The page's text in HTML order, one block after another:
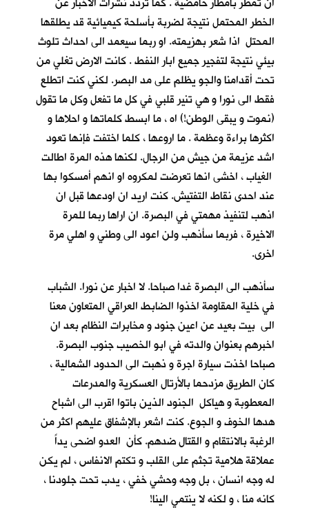
الخطر المحتمل نتيجة لضربة بأسلحة كيميائية قد يطلقها
المحتل اذا شعر بهزيمته. او ربما سيعمد الى احداث تلوث
بيئي نتيجة لتفجير جميع ابار النفط . كانت الارض تغلي من
تحت أقدامنا والجو يظلم على مد البصر. لكني كنت اتطلع
فقط الى نورا و هي تنير قلبي في كل ما تفعل وكل ما تقول
(نموت و يبقى الوطن!) اه ، ما ابسط كلماتها و احلاها و
اكثرها براءة وعظمة . ما اروعها ، كلما اختفت فإنها تعود
اشد عزيمة من جيش من الرجال. لكنها هذه المرة اطالت
الغياب ، اخشى انها تعرضت لمكروه او انهم أمسكوا بها
عند احدى نقاط التفتيش. كنت اريد ان اودعها قبل ان
اذهب لتنفيذ مهمتي في البصرة. ان اراها ربما للمرة
الاخيرة ، فربما سأذهب ولن اعود الى وطني و اهلي مرة
اخرى.
سأذهب الى البصرة غدا صباحا. لا اخبار عن نورا. الشباب
في خلية المقاومة اخذوا الضابط العراقي المتعاون معنا
الى بيت بعيد عن اعين جنود و مخابرات النظام بعد ان
اخبرهم بعنوان والدته في ابو الخصيب جنوب البصرة.
صباحا اخذت سيارة اجرة و ذهبت الى الحدود الشمالية ،
كان الطريق مزدحما بالأرتال العسكرية والمدرعات
المعطوبة و هياكل الجنود الذين باتوا اقرب الى اشباح
هدها الخوف و الجوع. كنت اشعر بالإشفاق عليهم اكثر من
الرغبة بالانتقام و القتال ضدهم. كأن العدو اضحى يداً
عملاقة هلامية تجثم على القلب و تكتم الانفاس ، لم يكن
له وجه انسان ، بل وجه وحشي خفي ، يدب تحت جلودنا ،
كانه منا ، و لكنه لا ينتمي الينا!